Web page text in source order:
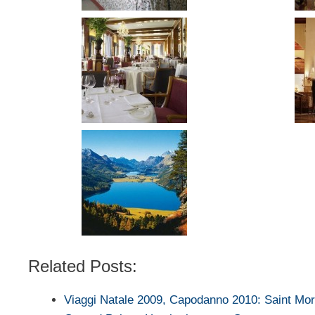
Related Posts:
Viaggi Natale 2009, Capodanno 2010: Saint